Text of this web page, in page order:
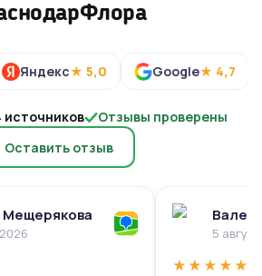
Яндекс★ 5,0 Google★ 4,7
источников
Отзывы проверены
Оставить отзыв
Мещерякова
5
★★★★★